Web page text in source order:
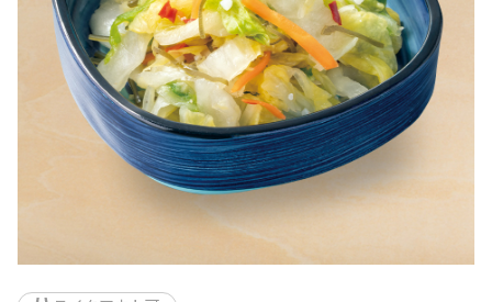
牛丼のこだわり 吉野家の歴史